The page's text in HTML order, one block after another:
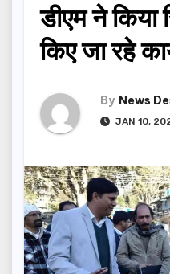
डीएम ने किया
किए जा रहे
By News
JAN 10,